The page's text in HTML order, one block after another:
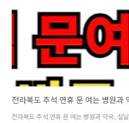
전라북도 추석 연휴 문 여는 병원과 약국, 설